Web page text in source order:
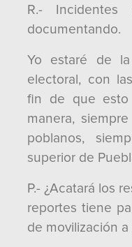
R.- Incidentes
documentando.
Yo estaré de
electoral, con
fin de que
manera,
poblanos,
superior de
P.- ¿Acatará los
reportes tiene
de movilización